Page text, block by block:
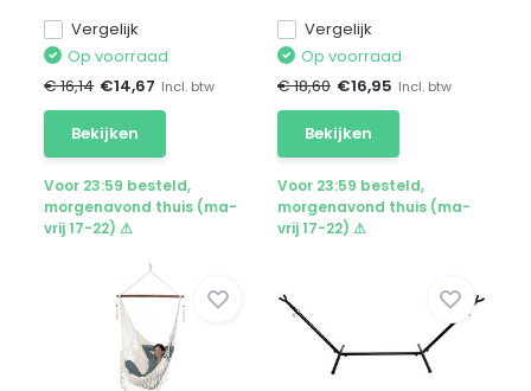
Vergelijk
Op voorraad
€ 16,14 €14,67 Incl. btw
Bekijken
Voor 23:59 besteld,
morgenavond thuis (ma-
vrij 17-22) ⚠
Vergelijk
Op voorraad
€ 18,60 €16,95 Incl. btw
Bekijken
Voor 23:59 besteld,
morgenavond thuis (ma-
vrij 17-22) ⚠